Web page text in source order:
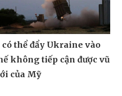
thể đẩy Ukraine vào
không tiếp cận được vũ
của Mỹ